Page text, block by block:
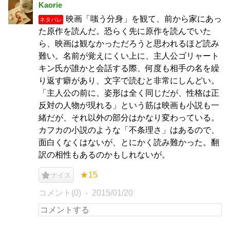
Kaorie
ネタバレ
映画「嗤う分身」を観て、前から家にあっ
た原作を読んだ。恐らく先に原作を読んでいた
ら、映画は観なかっただろうと思われるほど読み
難い。名前が覚えにくい上に、主人公ゴリャート
キン氏が誰かと会話する際、何度も相手の名を繰
り返す癖があり、文字で読むと非常にしんどい。
「主人公の前に、姿形は全く同じだが、性格は正
反対の人物が現れる」という筋は映画も小説も一
緒だが、それ以外の部分はかなり変わっている。
カフカの小説のような「不条理さ」はあるので、
面白くなくはないが、とにかく読み難かった。翻
訳の相性もあるのかもしれないが。
ナイス ★15
コメント(0) 2015/01/20